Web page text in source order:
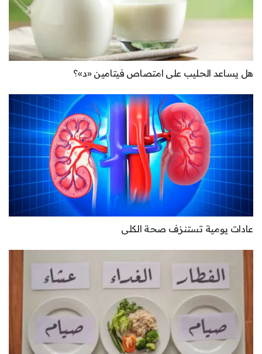
هل يساعد الحليب على امتصاص فيتامين «د»؟
عادات يومية تستنزف صحة الكلى